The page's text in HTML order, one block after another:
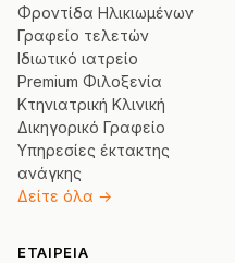
Φροντίδα Ηλικιωμένων
Γραφείο τελετών
Ιδιωτικό ιατρείο
Premium Φιλοξενία
Κτηνιατρική Κλινική
Δικηγορικό Γραφείο
Υπηρεσίες έκτακτης
ανάγκης
Δείτε όλα →
ΕΤΑΙΡΕΊΑ